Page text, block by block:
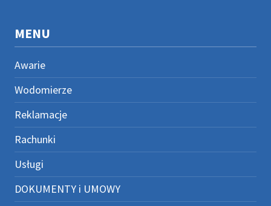
MENU
Awarie
Wodomierze
Reklamacje
Rachunki
Usługi
DOKUMENTY i UMOWY